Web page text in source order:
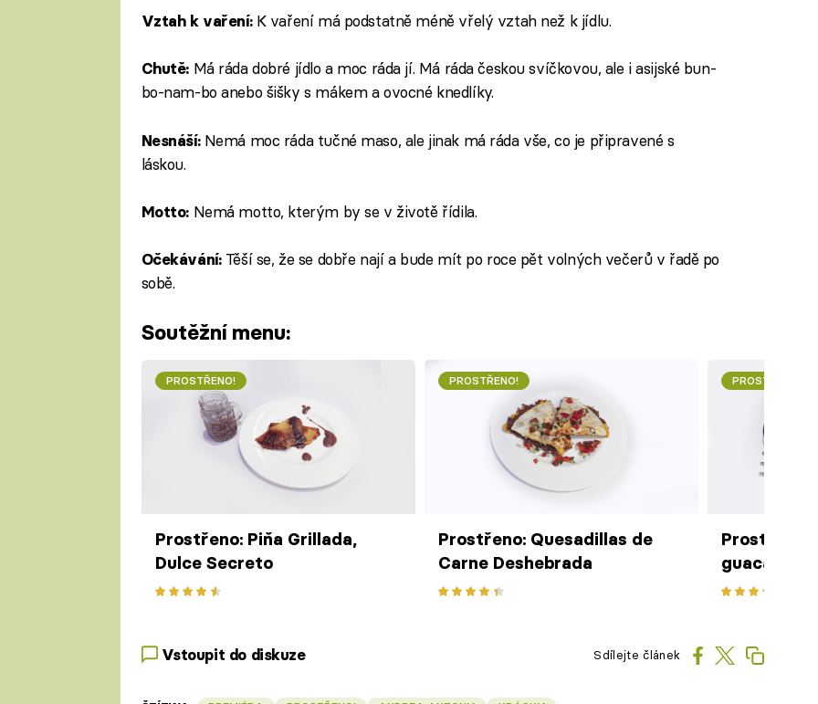
Vztah k vaření: K vaření má podstatně méně vřelý vztah než k jídlu.
Chutě: Má ráda dobré jídlo a moc ráda jí. Má ráda českou svíčkovou, ale i asijské bun-
bo-nam-bo anebo šišky s mákem a ovocné knedlíky.
Nesnáší: Nemá moc ráda tučné maso, ale jinak má ráda vše, co je připravené s
láskou.
Motto: Nemá motto, kterým by se v životě řídila.
Očekávání: Těší se, že se dobře nají a bude mít po roce pět volných večerů v řadě po
sobě.
Soutěžní menu:
PROSTŘENO!
Prostřeno: Piňa Grillada,
Dulce Secreto
PROSTŘENO!
Prostřeno: Quesadillas de
Carne Deshebrada
PROSTŘENO!
Prostřeno:
Vstoupit do diskuze Sdílejte článek